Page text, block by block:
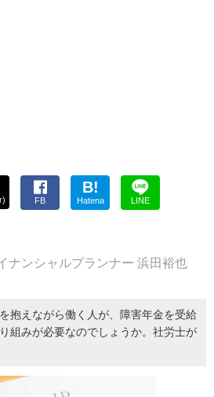
FB
B!
Hatena LINE
ナンシャルプランナー 浜田裕也
抱えながら働く人が、障害年金を受給
組みが必要なのでしょうか。社労士が